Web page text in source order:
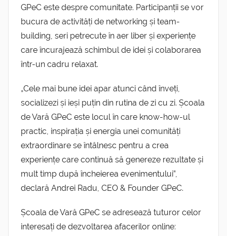
GPeC este despre comunitate. Participanții se vor
bucura de activități de networking și team-
building, seri petrecute în aer liber și experiențe
care încurajează schimbul de idei și colaborarea
într-un cadru relaxat.
„Cele mai bune idei apar atunci când înveți,
socializezi și ieși puțin din rutina de zi cu zi. Școala
de Vară GPeC este locul în care know-how-ul
practic, inspirația și energia unei comunități
extraordinare se întâlnesc pentru a crea
experiențe care continuă să genereze rezultate și
mult timp după încheierea evenimentului”,
declară Andrei Radu, CEO & Founder GPeC.
Școala de Vară GPeC se adresează tuturor celor
interesați de dezvoltarea afacerilor online: